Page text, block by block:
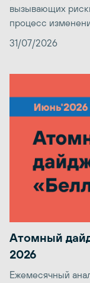
вызывающих
процесс
31/07/2026
Атомный
2026
Ежемесячный